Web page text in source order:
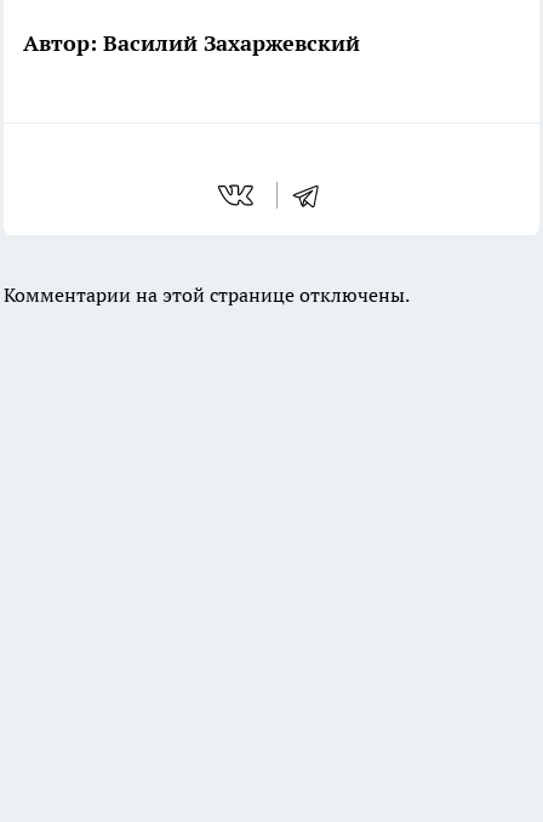
Автор: Василий Захаржевский
Комментарии на этой странице отключены.